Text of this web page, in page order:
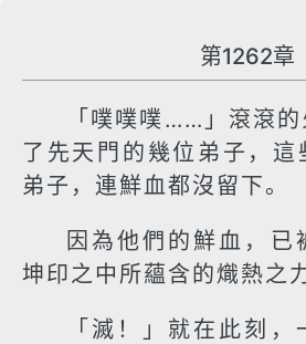
第1262章
「噗噗噗……」滾滾
了先天門的幾位弟子，這
弟子，連鮮血都沒留下。
因為他們的鮮血，已
坤印之中所蘊含的熾熱之
「滅！」就在此刻